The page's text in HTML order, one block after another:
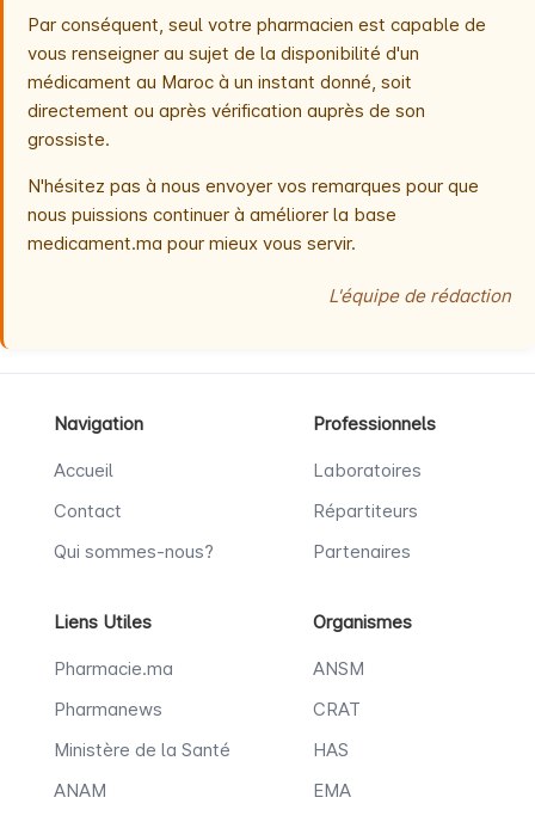
Par conséquent, seul votre pharmacien est capable de
vous renseigner au sujet de la disponibilité d'un
médicament au Maroc à un instant donné, soit
directement ou après vérification auprès de son
grossiste.
N'hésitez pas à nous envoyer vos remarques pour que
nous puissions continuer à améliorer la base
medicament.ma pour mieux vous servir.
L'équipe de rédaction
Navigation
Accueil
Contact
Qui sommes-nous?
Professionnels
Laboratoires
Répartiteurs
Partenaires
Liens Utiles
Pharmacie.ma
Pharmanews
Ministère de la Santé
ANAM
Organismes
ANSM
CRAT
HAS
EMA